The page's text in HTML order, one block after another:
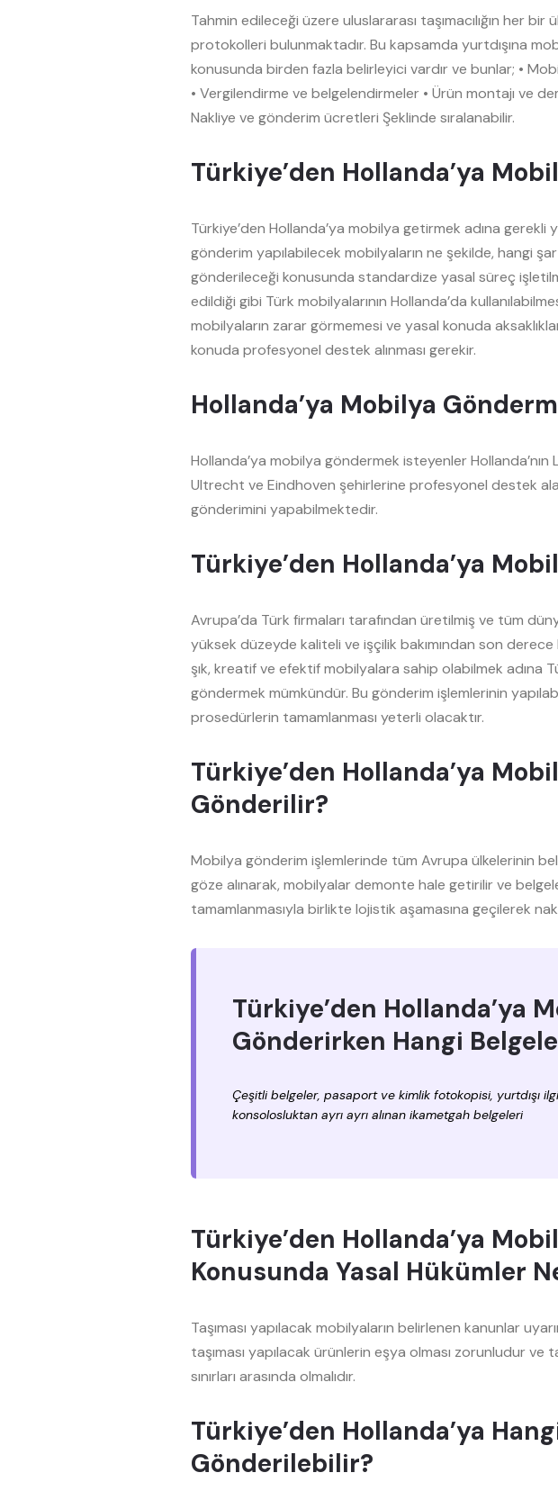
Tahmin edileceği üzere uluslararası taşımacılığın her
protokolleri bulunmaktadır. Bu kapsamda yurtdışına
konusunda birden fazla belirleyici vardır ve bunlar; •
• Vergilendirme ve belgelendirmeler • Ürün montajı ve
Nakliye ve gönderim ücretleri Şeklinde sıralanabilir.
Türkiye’den Hollanda’ya
Türkiye’den Hollanda’ya mobilya getirmek adına gerekli
gönderim yapılabilecek mobilyaların ne şekilde, hangi
gönderileceği konusunda standardize yasal süreç
edildiği gibi Türk mobilyalarının Hollanda’da
mobilyaların zarar görmemesi ve yasal konuda
konuda profesyonel destek alınması gerekir.
Hollanda’ya Mobilya
Hollanda’ya mobilya göndermek isteyenler
Ultrecht ve Eindhoven şehirlerine profesyonel destek
gönderimini yapabilmektedir.
Türkiye’den Hollanda’ya
Avrupa’da Türk firmaları tarafından üretilmiş ve tüm
yüksek düzeyde kaliteli ve işçilik bakımından son derece
şık, kreatif ve efektif mobilyalara sahip olabilmek adına
göndermek mümkündür. Bu gönderim işlemlerinin
prosedürlerin tamamlanması yeterli olacaktır.
Türkiye’den Hollanda’ya
Gönderilir?
Mobilya gönderim işlemlerinde tüm Avrupa ülkelerinin
göze alınarak, mobilyalar demonte hale getirilir ve
tamamlanmasıyla birlikte lojistik aşamasına geçilerek
Türkiye’den Hollanda’ya
Gönderirken Hangi
Çeşitli belgeler, pasaport ve kimlik fotokopisi, yurtdışı
konsolosluktan ayrı ayrı alınan ikametgah belgeleri
Türkiye’den Hollanda’ya
Konusunda Yasal Hükümler
Taşıması yapılacak mobilyaların belirlenen kanunlar
taşıması yapılacak ürünlerin eşya olması zorunludur ve
sınırları arasında olmalıdır.
Türkiye’den Hollanda’ya
Gönderilebilir?